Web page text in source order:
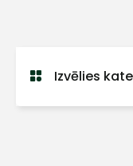
Izvēlies